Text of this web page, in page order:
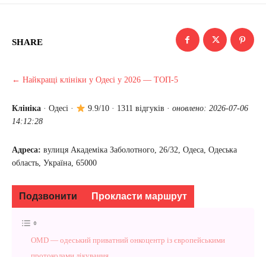
SHARE
← Найкращі клініки у Одесі у 2026 — ТОП-5
Клініка · Одесі · 9.9/10 · 1311 відгуків · оновлено: 2026-07-06
14:12:28
Адреса: вулиця Академіка Заболотного, 26/32, Одеса, Одеська
область, Україна, 65000
Подзвонити Прокласти маршрут
OMD — одеський приватний онкоцентр із європейськими